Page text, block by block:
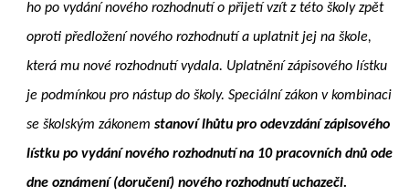
ho po vydání nového rozhodnutí o přijetí vzít z této školy zpět
oproti předložení nového rozhodnutí a uplatnit jej na škole,
která mu nové rozhodnutí vydala. Uplatnění zápisového lístku
je podmínkou pro nástup do školy. Speciální zákon v kombinaci
se školským zákonemstanoví lhůtu pro odevzdání zápisového
lístku po vydání nového rozhodnutí na 10 pracovních dnů ode
dne oznámení (doručení) nového rozhodnutí uchazeči.